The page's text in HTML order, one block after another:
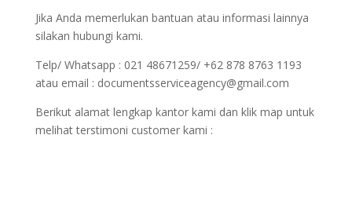
Jika Anda memerlukan bantuan atau informasi lainnya
silakan hubungi kami.
Telp/ Whatsapp : 021 48671259/ +62 878 8763 1193
atau email : documentsserviceagency@gmail.com
Berikut alamat lengkap kantor kami dan klik map untuk
melihat terstimoni customer kami :